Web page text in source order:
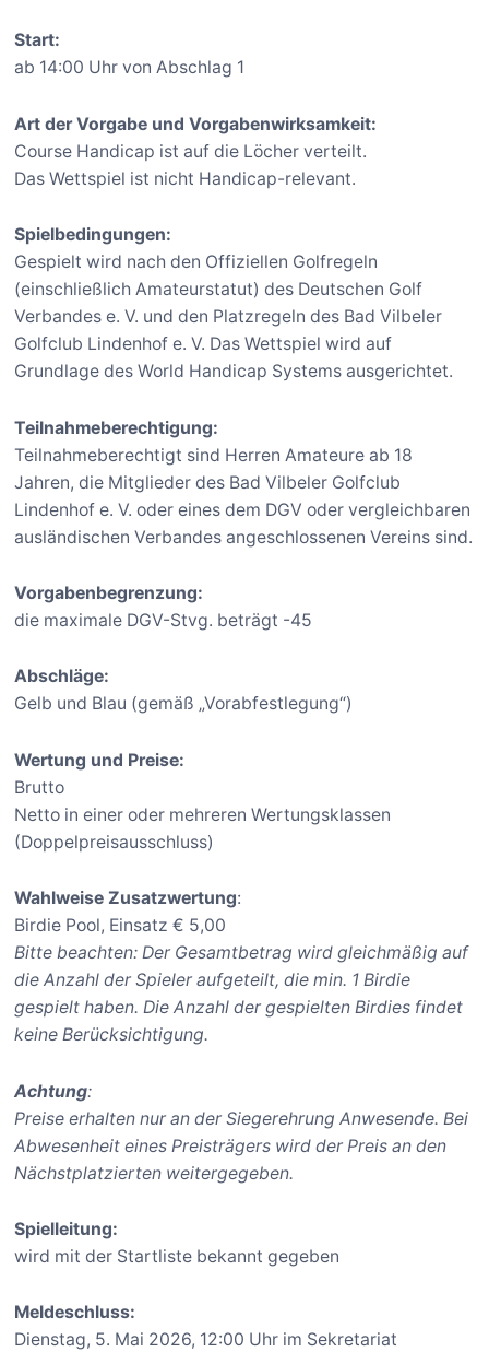
Start:
ab 14:00 Uhr von Abschlag 1
Art der Vorgabe und Vorgabenwirksamkeit:
Course Handicap ist auf die Löcher verteilt.
Das Wettspiel ist nicht Handicap-relevant.
Spielbedingungen:
Gespielt wird nach den Offiziellen Golfregeln
(einschließlich Amateurstatut) des Deutschen Golf
Verbandes e. V. und den Platzregeln des Bad Vilbeler
Golfclub Lindenhof e. V. Das Wettspiel wird auf
Grundlage des World Handicap Systems ausgerichtet.
Teilnahmeberechtigung:
Teilnahmeberechtigt sind Herren Amateure ab 18
Jahren, die Mitglieder des Bad Vilbeler Golfclub
Lindenhof e. V. oder eines dem DGV oder vergleichbaren
ausländischen Verbandes angeschlossenen Vereins sind.
Vorgabenbegrenzung:
die maximale DGV-Stvg. beträgt -45
Abschläge:
Gelb und Blau (gemäß „Vorabfestlegung“)
Wertung und Preise:
Brutto
Netto in einer oder mehreren Wertungsklassen
(Doppelpreisausschluss)
Wahlweise Zusatzwertung:
Birdie Pool, Einsatz € 5,00
Bitte beachten: Der Gesamtbetrag wird gleichmäßig auf
die Anzahl der Spieler aufgeteilt, die min. 1 Birdie
gespielt haben. Die Anzahl der gespielten Birdies findet
keine Berücksichtigung.
Achtung:
Preise erhalten nur an der Siegerehrung Anwesende. Bei
Abwesenheit eines Preisträgers wird der Preis an den
Nächstplatzierten weitergegeben.
Spielleitung:
wird mit der Startliste bekannt gegeben
Meldeschluss:
Dienstag, 5. Mai 2026, 12:00 Uhr im Sekretariat